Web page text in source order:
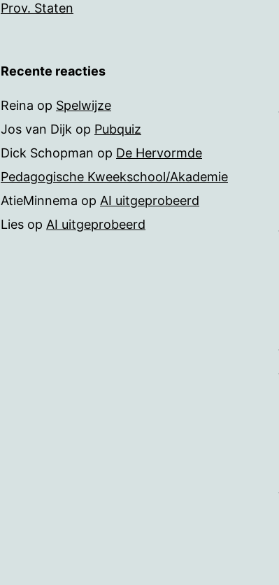
Prov. Staten
Recente reacties
Reina op Spelwijze
Jos van Dijk op Pubquiz
Dick Schopman op De Hervormde
Pedagogische Kweekschool/Akademie
AtieMinnema op AI uitgeprobeerd
Lies op AI uitgeprobeerd